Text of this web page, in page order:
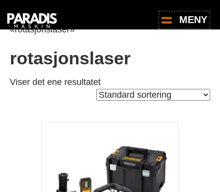
MENY
Hjem/Butikk
/ Produkter med stikkord
«rotasjonslaser»
rotasjonslaser
Viser det ene resultatet